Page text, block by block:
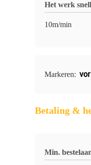
Het werk
10m/min
Markeren:
Betaling &
Min.